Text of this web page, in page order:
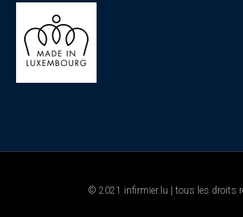
© 2021 infirmier.lu | tous les droits